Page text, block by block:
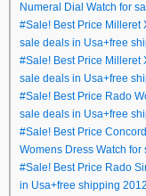
Numeral Dial Watch for
#Sale! Best Price Milleret
sale deals in Usa+free
#Sale! Best Price Milleret
sale deals in Usa+free
#Sale! Best Price Rado
sale deals in Usa+free
#Sale! Best Price
Womens Dress Watch
#Sale! Best Price Rado
in Usa+free shipping 2012